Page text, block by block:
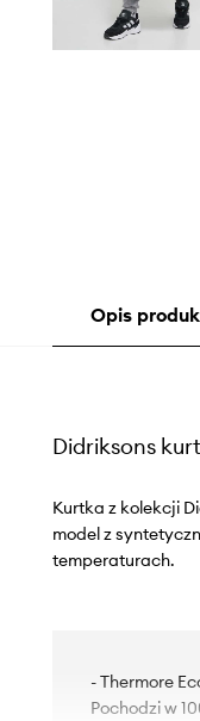
Opis
Didriksons
Kurtka z kolekcji
model z
temperaturach.
- Thermore
Pochodzi w